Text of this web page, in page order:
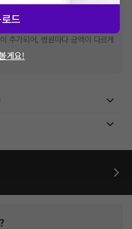
제 가격과 상이할 수 있으니, 정확
세요.
추가되어, 병원마다 금액이 다르게
드
게요!